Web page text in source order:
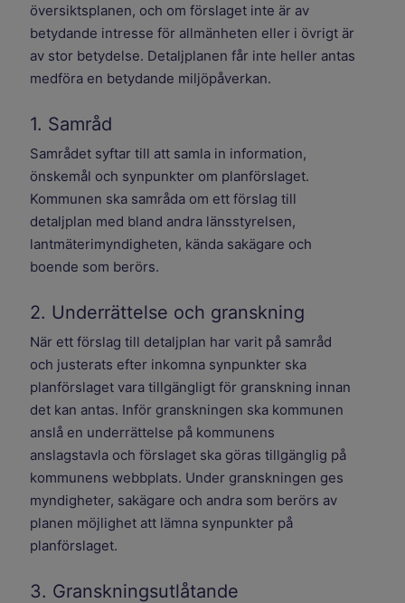
översiktsplanen, och om förslaget inte är av
betydande intresse för allmänheten eller i övrigt är
av stor betydelse. Detaljplanen får inte heller antas
medföra en betydande miljöpåverkan.
1. Samråd
Samrådet syftar till att samla in information,
önskemål och synpunkter om planförslaget.
Kommunen ska samråda om ett förslag till
detaljplan med bland andra länsstyrelsen,
lantmäterimyndigheten, kända sakägare och
boende som berörs.
2. Underrättelse och granskning
När ett förslag till detaljplan har varit på samråd
och justerats efter inkomna synpunkter ska
planförslaget vara tillgängligt för granskning innan
det kan antas. Inför granskningen ska kommunen
anslå en underrättelse på kommunens
anslagstavla och förslaget ska göras tillgänglig på
kommunens webbplats. Under granskningen ges
myndigheter, sakägare och andra som berörs av
planen möjlighet att lämna synpunkter på
planförslaget.
3. Granskningsutlåtande